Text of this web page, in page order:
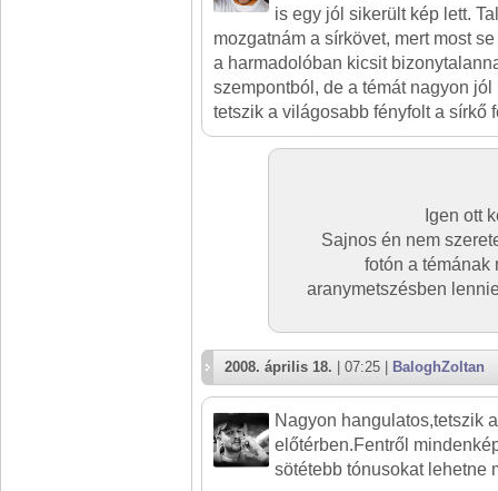
is egy jól sikerült kép lett.
mozgatnám a sírkövet, mert most
a harmadolóban kicsit
szempontból, de a témát nagyon
tetszik a világosabb fényfolt a sírkő
Igen ott
Sajnos én nem
fotón a témának
aranymetszésben
2008. április 18. | 07:25 | BaloghZoltan
Nagyon hangulatos,tetszik
előtérben.Fentről
sötétebb tónusokat lehetne